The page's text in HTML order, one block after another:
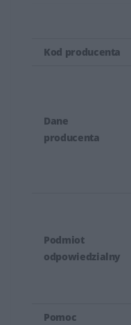
Kod producenta
Dane
producenta
Podmiot
odpowiedzialny
Pomoc